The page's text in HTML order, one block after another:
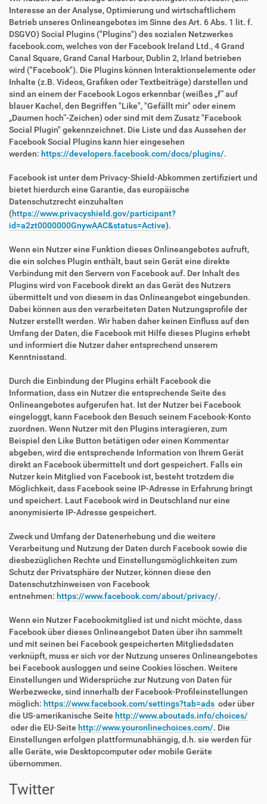
Interesse an der Analyse, Optimierung und wirtschaftlichem
Betrieb unseres Onlineangebotes im Sinne des Art. 6 Abs. 1 lit. f.
DSGVO) Social Plugins ("Plugins") des sozialen Netzwerkes
facebook.com, welches von der Facebook Ireland Ltd., 4 Grand
Canal Square, Grand Canal Harbour, Dublin 2, Irland betrieben
wird ("Facebook"). Die Plugins können Interaktionselemente oder
Inhalte (z.B. Videos, Grafiken oder Textbeiträge) darstellen und
sind an einem der Facebook Logos erkennbar (weißes „f“ auf
blauer Kachel, den Begriffen "Like", "Gefällt mir" oder einem
„Daumen hoch“-Zeichen) oder sind mit dem Zusatz "Facebook
Social Plugin" gekennzeichnet. Die Liste und das Aussehen der
Facebook Social Plugins kann hier eingesehen
werden: https://developers.facebook.com/docs/plugins/.
Facebook ist unter dem Privacy-Shield-Abkommen zertifiziert und
bietet hierdurch eine Garantie, das europäische
Datenschutzrecht einzuhalten
(https://www.privacyshield.gov/participant?
id=a2zt0000000GnywAAC&status=Active).
Wenn ein Nutzer eine Funktion dieses Onlineangebotes aufruft,
die ein solches Plugin enthält, baut sein Gerät eine direkte
Verbindung mit den Servern von Facebook auf. Der Inhalt des
Plugins wird von Facebook direkt an das Gerät des Nutzers
übermittelt und von diesem in das Onlineangebot eingebunden.
Dabei können aus den verarbeiteten Daten Nutzungsprofile der
Nutzer erstellt werden. Wir haben daher keinen Einfluss auf den
Umfang der Daten, die Facebook mit Hilfe dieses Plugins erhebt
und informiert die Nutzer daher entsprechend unserem
Kenntnisstand.
Durch die Einbindung der Plugins erhält Facebook die
Information, dass ein Nutzer die entsprechende Seite des
Onlineangebotes aufgerufen hat. Ist der Nutzer bei Facebook
eingeloggt, kann Facebook den Besuch seinem Facebook-Konto
zuordnen. Wenn Nutzer mit den Plugins interagieren, zum
Beispiel den Like Button betätigen oder einen Kommentar
abgeben, wird die entsprechende Information von Ihrem Gerät
direkt an Facebook übermittelt und dort gespeichert. Falls ein
Nutzer kein Mitglied von Facebook ist, besteht trotzdem die
Möglichkeit, dass Facebook seine IP-Adresse in Erfahrung bringt
und speichert. Laut Facebook wird in Deutschland nur eine
anonymisierte IP-Adresse gespeichert.
Zweck und Umfang der Datenerhebung und die weitere
Verarbeitung und Nutzung der Daten durch Facebook sowie die
diesbezüglichen Rechte und Einstellungsmöglichkeiten zum
Schutz der Privatsphäre der Nutzer, können diese den
Datenschutzhinweisen von Facebook
entnehmen: https://www.facebook.com/about/privacy/.
Wenn ein Nutzer Facebookmitglied ist und nicht möchte, dass
Facebook über dieses Onlineangebot Daten über ihn sammelt
und mit seinen bei Facebook gespeicherten Mitgliedsdaten
verknüpft, muss er sich vor der Nutzung unseres Onlineangebotes
bei Facebook ausloggen und seine Cookies löschen. Weitere
Einstellungen und Widersprüche zur Nutzung von Daten für
Werbezwecke, sind innerhalb der Facebook-Profileinstellungen
möglich: https://www.facebook.com/settings?tab=ads oder über
die US-amerikanische Seite http://www.aboutads.info/choices/
oder die EU-Seite http://www.youronlinechoices.com/. Die
Einstellungen erfolgen plattformunabhängig, d.h. sie werden für
alle Geräte, wie Desktopcomputer oder mobile Geräte
übernommen.
Twitter